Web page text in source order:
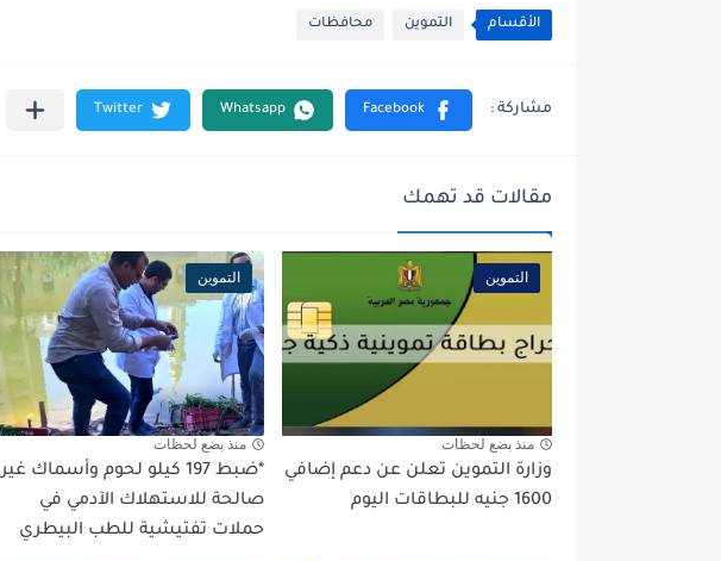
الأقسام التموين محافظات
مقالات قد تهمك
التموين
منذ بضع لحظات
وزارة التموين تعلن عن دعم إضافي
1600 جنيه للبطاقات اليوم
التموين
منذ بضع لحظات
*ضبط 197 كيلو لحوم وأسماك غير
صالحة للاستهلاك الآدمي في
حملات تفتيشية للطب البيطري